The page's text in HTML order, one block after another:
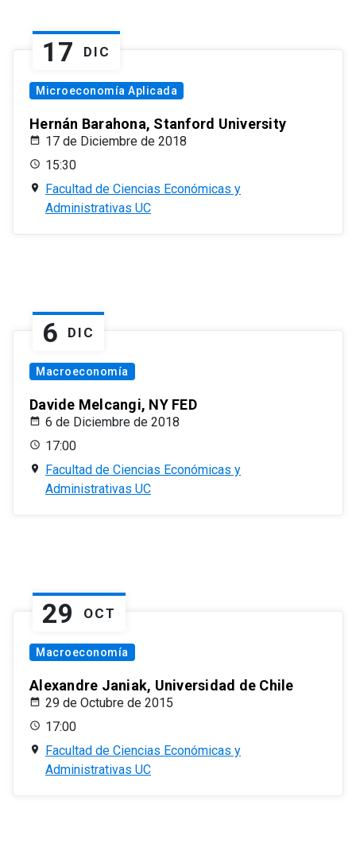
17 DIC
Microeconomía Aplicada
Hernán Barahona, Stanford University
17 de Diciembre de 2018
15:30
Facultad de Ciencias Económicas y
Administrativas UC
6 DIC
Macroeconomía
Davide Melcangi, NY FED
6 de Diciembre de 2018
17:00
Facultad de Ciencias Económicas y
Administrativas UC
29 OCT
Macroeconomía
Alexandre Janiak, Universidad de Chile
29 de Octubre de 2015
17:00
Facultad de Ciencias Económicas y
Administrativas UC